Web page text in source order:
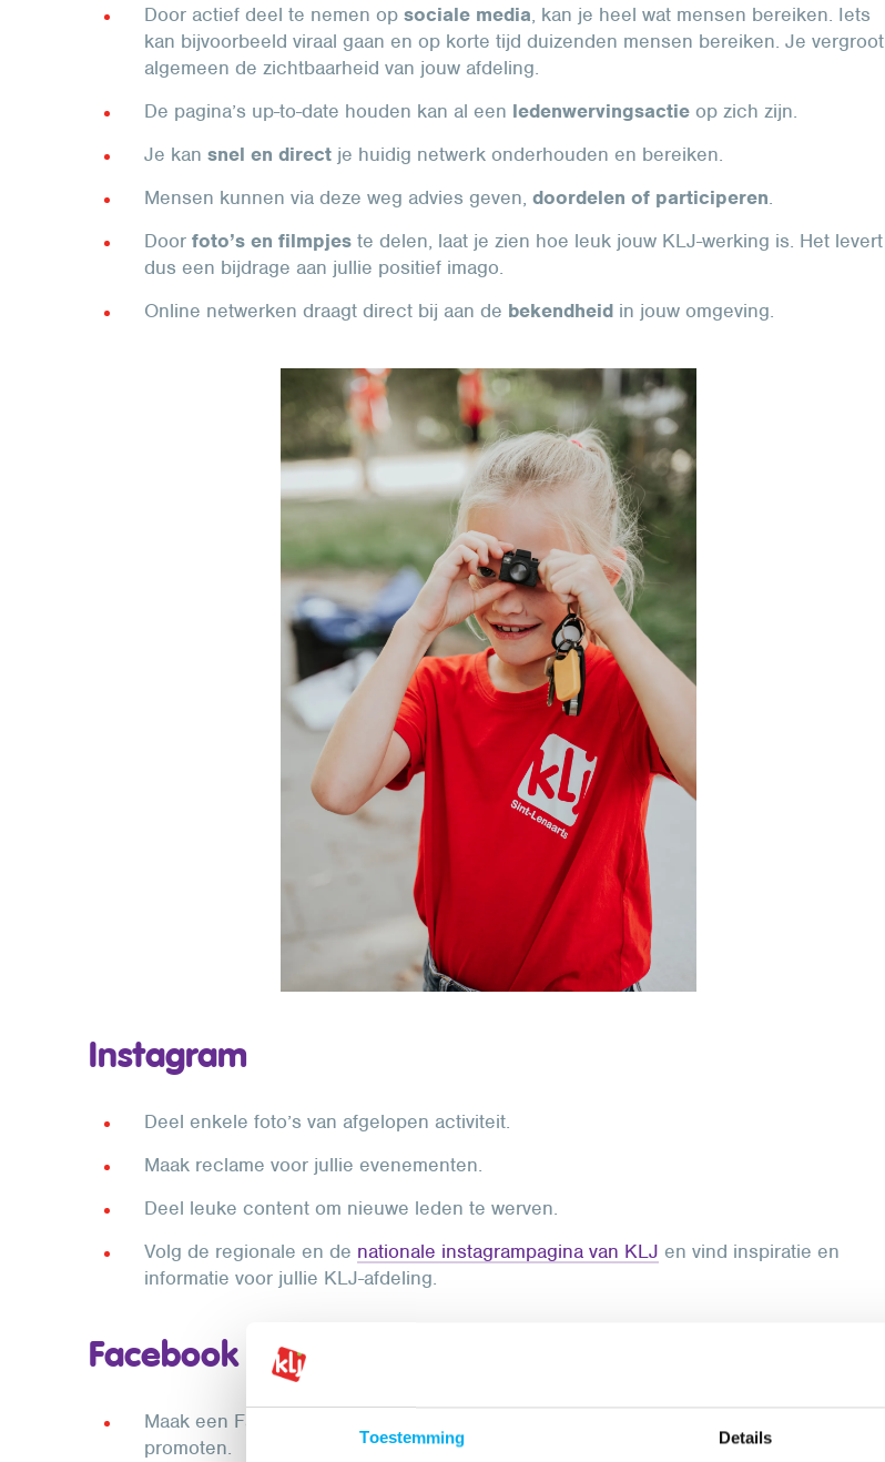
Toestemming Details
Door actief deel te nemen op sociale media, kan je heel wat mensen bereiken. Iets
kan bijvoorbeeld viraal gaan en op korte tijd duizenden mensen bereiken. Je vergroot
algemeen de zichtbaarheid van jouw afdeling.
De pagina’s up-to-date houden kan al een ledenwervingsactie op zich zijn.
Je kan snel en direct je huidig netwerk onderhouden en bereiken.
Mensen kunnen via deze weg advies geven, doordelen of participeren.
Door foto’s en filmpjes te delen, laat je zien hoe leuk jouw KLJ-werking is. Het levert
dus een bijdrage aan jullie positief imago.
Online netwerken draagt direct bij aan de bekendheid in jouw omgeving.
Instagram
Deel enkele foto’s van afgelopen activiteit.
Maak reclame voor jullie evenementen.
Deel leuke content om nieuwe leden te werven.
Volg de regionale en de nationale instagrampagina van KLJ en vind inspiratie en
informatie voor jullie KLJ-afdeling.
Facebook
Maak een Facebookevenement van je eigen KLJ-evenementen om ze digitaal te
promoten.